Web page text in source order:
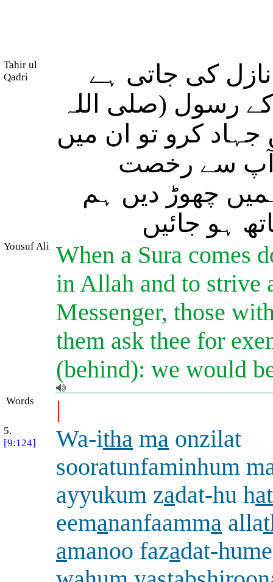
Tahir ul
Qadri
کی جاتی ہے
کے رسول (صلی اللہ
کرو تو ان میں
آپ سے رخصت
چھوڑ دیں ہم
ہو جائیں
Yousuf Ali When a Sura comes
in Allah and to strive
Messenger, those
them ask thee for
(behind): we would
Words |
5.
[9:124]
Wa-itha ma onzilat
sooratunfaminhum
ayyukum zadat-hu h
eemananfaamma alla
amanoo fazadat-